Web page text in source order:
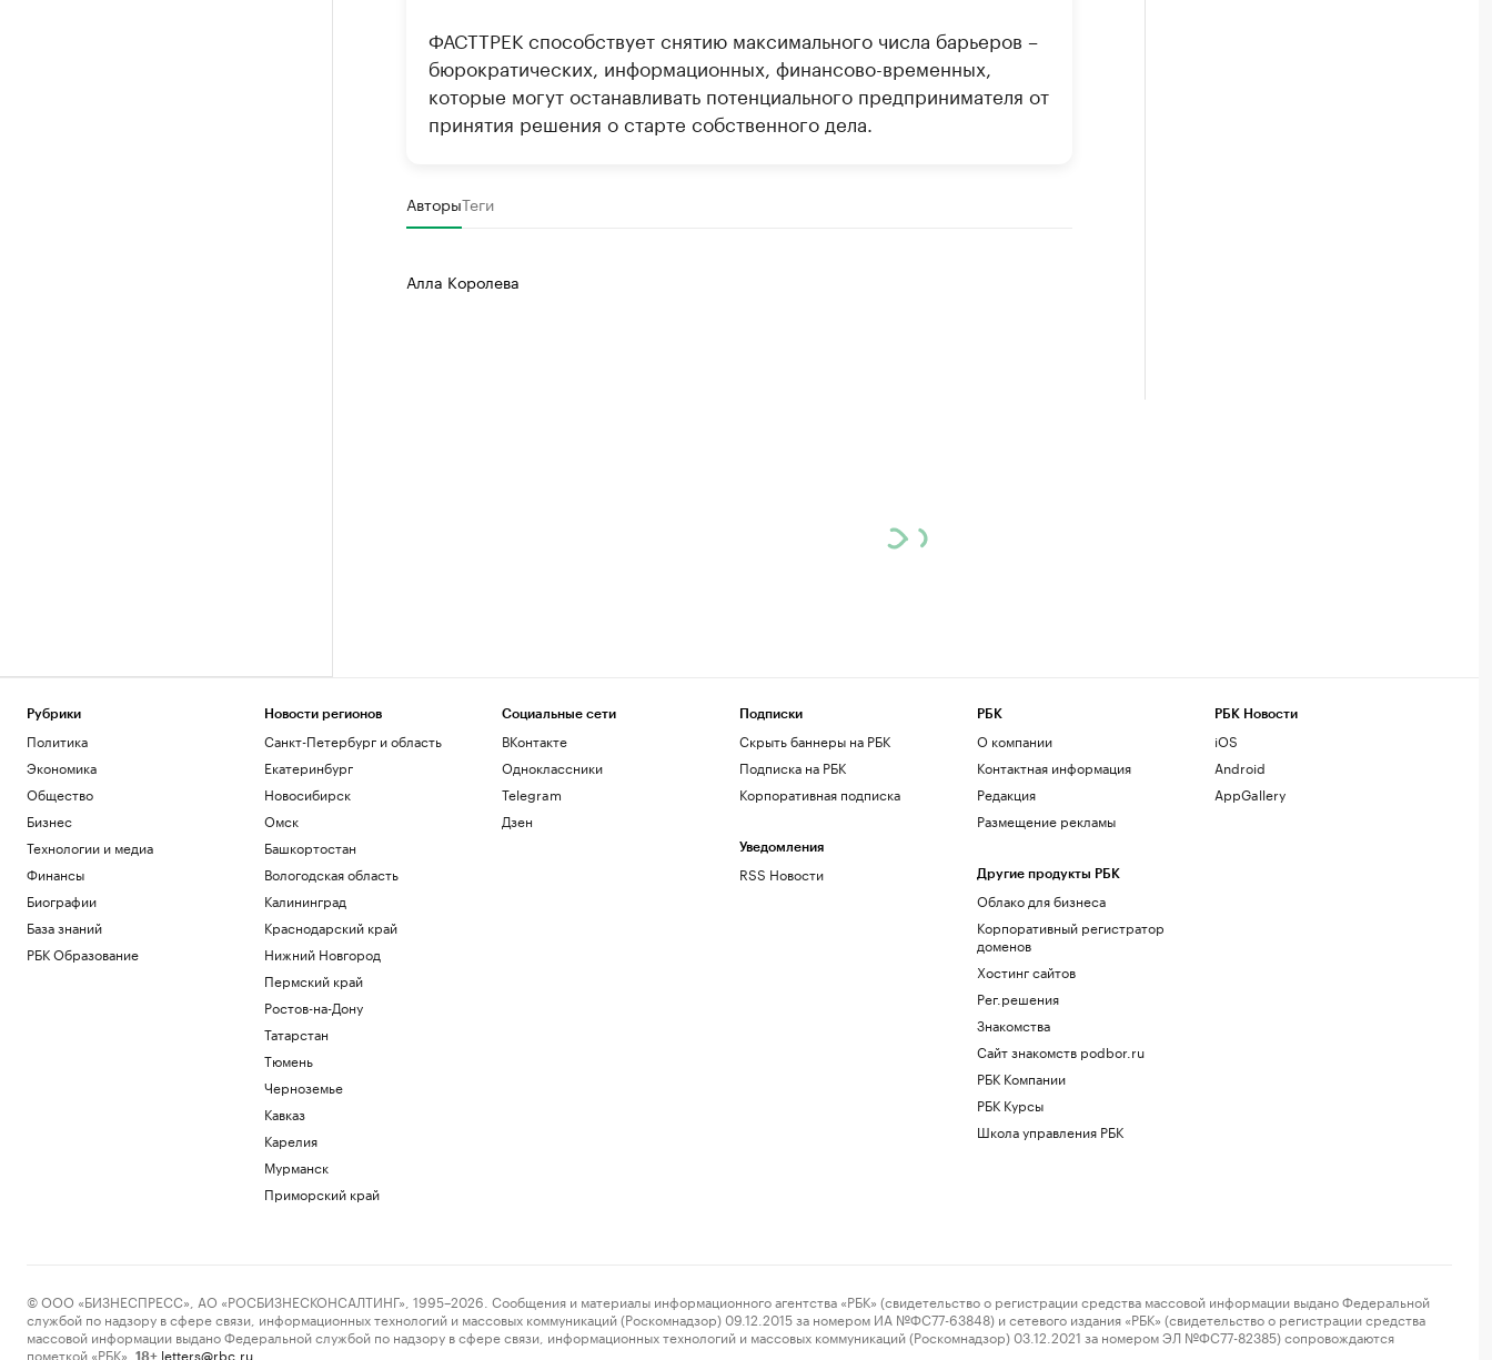
ФАСТТРЕК способствует снятию максимального числа барьеров –
бюрократических, информационных, финансово-временных,
которые могут останавливать потенциального предпринимателя от
принятия решения о старте собственного дела.
АвторыТеги
Алла Королева
Рубрики
Политика
Экономика
Общество
Бизнес
Технологии и медиа
Финансы
Биографии
База знаний
РБК Образование
Новости регионов
Санкт-Петербург и область
Екатеринбург
Новосибирск
Омск
Башкортостан
Вологодская область
Калининград
Краснодарский край
Нижний Новгород
Пермский край
Ростов-на-Дону
Татарстан
Тюмень
Черноземье
Кавказ
Карелия
Мурманск
Приморский край
Социальные сети
ВКонтакте
Одноклассники
Telegram
Дзен
Подписки
Скрыть баннеры на РБК
Подписка на РБК
Корпоративная подписка
Уведомления
RSS Новости
РБК
О компании
Контактная информация
Редакция
Размещение рекламы
Другие продукты РБК
Облако для бизнеса
Корпоративный регистратор
доменов
Хостинг сайтов
Рег.решения
Знакомства
Сайт знакомств podbor.ru
РБК Компании
РБК Курсы
Школа управления РБК
РБК Новости
iOS
Android
AppGallery
© ООО «БИЗНЕСПРЕСС», АО «РОСБИЗНЕСКОНСАЛТИНГ», 1995–2026. Сообщения и материалы информационного агентства «РБК» (свидетельство о регистрации средства массовой информации выдано Федеральной
службой по надзору в сфере связи, информационных технологий и массовых коммуникаций (Роскомнадзор) 09.12.2015 за номером ИА №ФС77-63848) и сетевого издания «РБК» (свидетельство о регистрации средства
массовой информации выдано Федеральной службой по надзору в сфере связи, информационных технологий и массовых коммуникаций (Роскомнадзор) 03.12.2021 за номером ЭЛ №ФС77-82385) сопровождаются
пометкой «РБК».
18+ letters@rbc.ru